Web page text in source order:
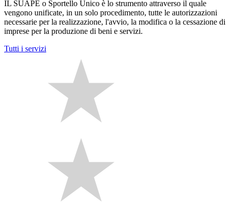
IL SUAPE o Sportello Unico è lo strumento attraverso il quale
vengono unificate, in un solo procedimento, tutte le autorizzazioni
necessarie per la realizzazione, l'avvio, la modifica o la cessazione di
imprese per la produzione di beni e servizi.
Tutti i servizi